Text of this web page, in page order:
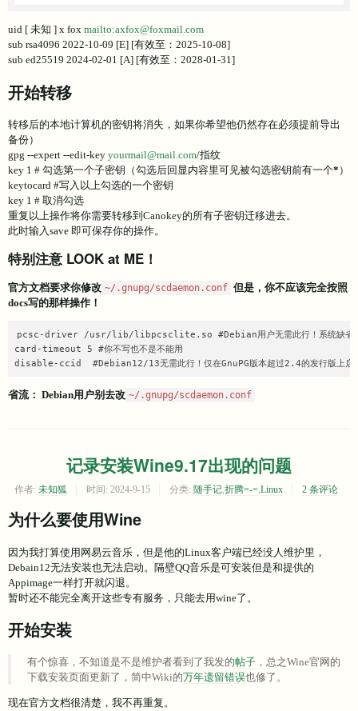
uid [ 未知 ] x fox mailto:axfox@foxmail.com
sub rsa4096 2022-10-09 [E] [有效至：2025-10-08]
sub ed25519 2024-02-01 [A] [有效至：2028-01-31]
开始转移
转移后的本地计算机的密钥将消失，如果你希望他仍然存在必须提前导出
备份）
gpg --expert --edit-key yourmail@mail.com/指纹
key 1 # 勾选第一个子密钥（勾选后回显内容里可见被勾选密钥前有一个* ）
keytocard #写入以上勾选的一个密钥
key 1 # 取消勾选
重复以上操作将你需要转移到Canokey的所有子密钥迁移进去。
此时输入save 即可保存你的操作。
特别注意 LOOK at ME！
官方文档要求你修改 ~/.gnupg/scdaemon.conf 但是，你不应该完全按照
docs写的那样操作！
pcsc-driver /usr/lib/libpcsclite.so #Debian用户无需此行！系统缺省路径即为
card-timeout 5 #你不写也不是不能用
disable-ccid  #Debian12/13无需此行！仅在GnuPG版本超过2.4的发行版上启
省流： Debian用户别去改 ~/.gnupg/scdaemon.conf
记录安装Wine9.17出现的问题
作者: 未知狐 时间: 2024-9-15 分类: 随手记, 折腾=-=, Linux 2 条评论
为什么要使用Wine
因为我打算使用网易云音乐，但是他的Linux客户端已经没人维护里，
Debain12无法安装也无法启动。隔壁QQ音乐是可安装但是和提供的
Appimage一样打开就闪退。
暂时还不能完全离开这些专有服务，只能去用wine了。
开始安装
有个惊喜，不知道是不是维护者看到了我发的帖子，总之Wine官网的
下载安装页面更新了，简中Wiki的万年遗留错误也修了。
现在官方文档很清楚，我不再重复。